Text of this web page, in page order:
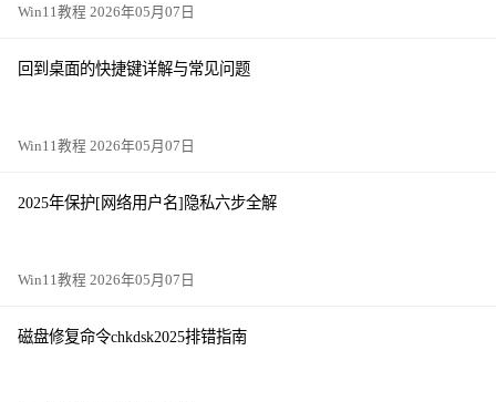
Win11教程 2026年05月07日
回到桌面的快捷键详解与常见问题
Win11教程 2026年05月07日
2025年保护[网络用户名]隐私六步全解
Win11教程 2026年05月07日
磁盘修复命令chkdsk2025排错指南